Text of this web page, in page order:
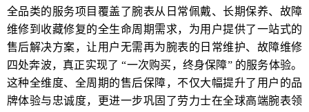
全品类的服务项目覆盖了腕表从日常佩戴、长期保养、故障
维修到收藏修复的全生命周期需求，为用户提供了一站式的
售后解决方案，让用户无需再为腕表的日常维护、故障维修
四处奔波，真正实现了 “一次购买，终身保障” 的服务体验。
这种全维度、全周期的售后保障，不仅大幅提升了用户的品
牌体验与忠诚度，更进一步巩固了劳力士在全球高端腕表领